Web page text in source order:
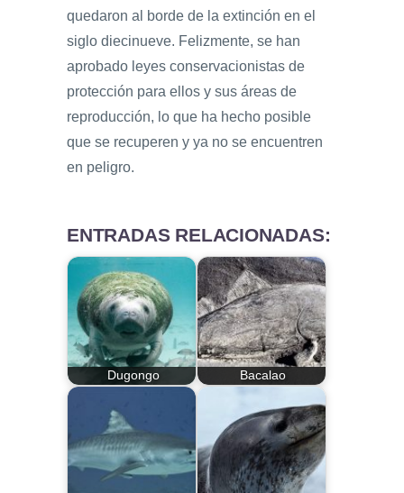
quedaron al borde de la extinción en el
siglo diecinueve. Felizmente, se han
aprobado leyes conservacionistas de
protección para ellos y sus áreas de
reproducción, lo que ha hecho posible
que se recuperen y ya no se encuentren
en peligro.
ENTRADAS RELACIONADAS:
Dugongo Bacalao